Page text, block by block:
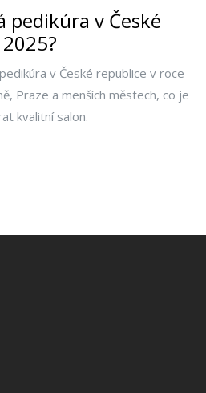
pedikúra v České
v České republice v roce
Praze a menších městech, co je
kvalitní salon.